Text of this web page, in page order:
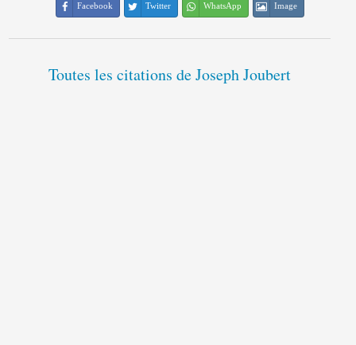
Facebook Twitter WhatsApp Image
Toutes les citations de Joseph Joubert